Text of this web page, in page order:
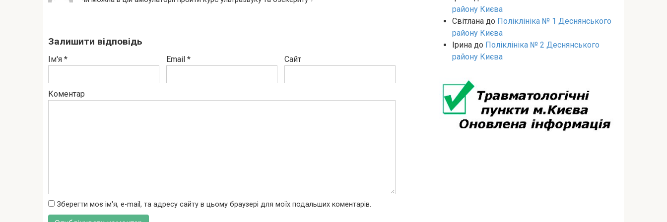
Залишити відповідь
Ім'я * Email * Сайт
Коментар
Зберегти моє ім'я, e-mail, та адресу сайту в цьому браузері для моїх подальших коментарів.
району Києва
Світланадо Поліклініка № 1 Деснянського
району Києва
Іринадо Поліклініка № 2 Деснянського
району Києва